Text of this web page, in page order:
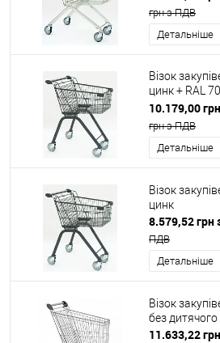
грн з ПДВ
Детальніше
Візок
цинк + RAL
сірий)
10.179,00
грн з ПДВ
Детальніше
Візок
цинк
8.579,52 грн
ПДВ
Детальніше
Візок
без дитячого
11.633,22